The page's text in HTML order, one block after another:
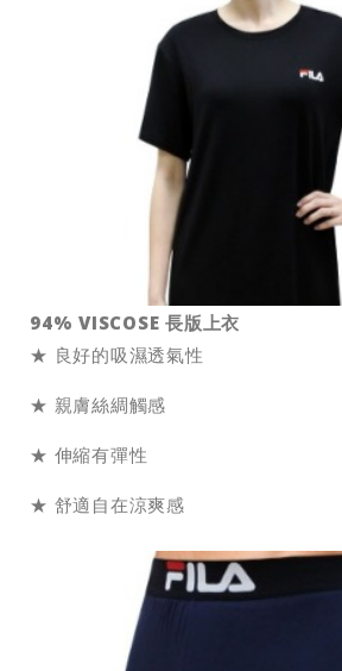
94% VISCOSE 長版上衣
★ 良好的吸濕透氣性
★ 親膚絲綢觸感
★ 伸縮有彈性
★ 舒適自在涼爽感